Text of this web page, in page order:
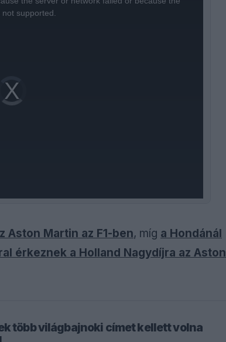
Video
Player
loading.
not supported.
Martin az F1-ben, míg a Hondánál
érkeznek a Holland Nagydíjra az Aston
több világbajnoki címet kellett volna